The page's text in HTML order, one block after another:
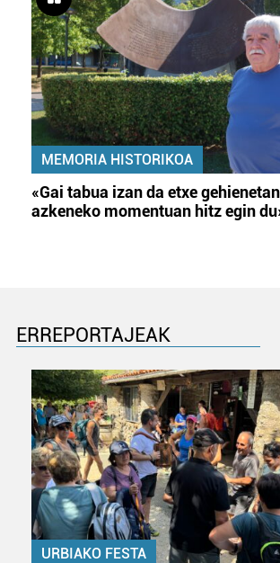
MEMORIA HISTORIKOA
«Gai tabua izan da etxe
azkeneko momentuan hitz egin
ERREPORTAJEAK
URBIAKO FESTA